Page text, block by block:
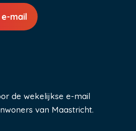
mail
de wekelijkse e-mail
van Maastricht.